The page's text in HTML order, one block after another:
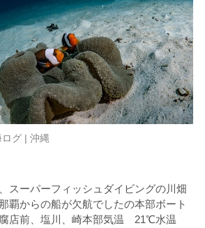
グ| 沖縄
スーパーフィッシュダイビングの川畑
覇からの船が欠航でしたの本部ボート
腐店前、塩川、崎本部気温 21℃水温